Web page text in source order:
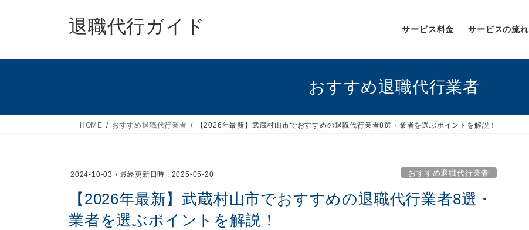
ッ
移
退職代行ガイド サービス料金 サービスの流れ
おすすめ退職代行業者
HOME おすすめ退職代行業者 【2026年最新】武蔵村山市でおすすめの退職代行業者8選・業者を選ぶポイントを解説！
2024-10-03 / 最終更新日時 : 2025-05-20 おすすめ退職代行業者
【2026年最新】武蔵村山市でおすすめの退職代行業者8選・
業者を選ぶポイントを解説！